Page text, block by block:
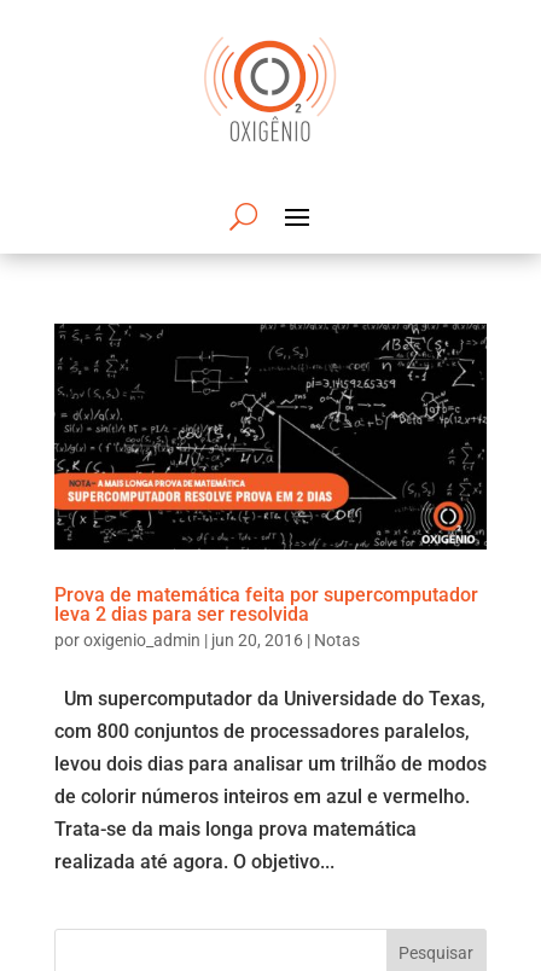
Prova de matemática feita por supercomputador
leva 2 dias para ser resolvida
poroxigenio_admin | jun 20, 2016| Notas
Um supercomputador da Universidade do Texas,
com 800 conjuntos de processadores paralelos,
levou dois dias para analisar um trilhão de modos
de colorir números inteiros em azul e vermelho.
Trata-se da mais longa prova matemática
realizada até agora. O objetivo...